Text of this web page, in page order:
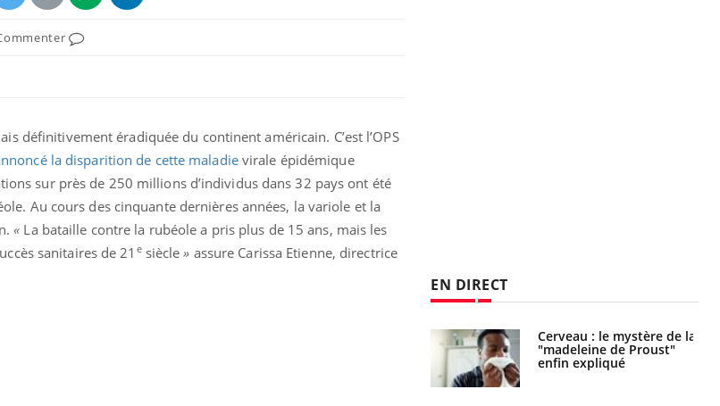
définitivement éradiquée du continent américain. C’est l’OPS
la disparition de cette maladievirale épidémique
sur près de 250 millions d’individus dans 32 pays ont été
Au cours des cinquante dernières années, la variole et la
« La bataille contre la rubéole a pris plus de 15 ans, mais les
sanitaires de 21 esiècle» assure Carissa Etienne, directrice
EN DIRECT
Le décalage des horaires
d'été : quel impact sur le
sommeil ?